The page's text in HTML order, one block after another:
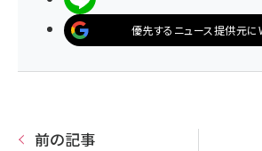
優先するニュース提供元
前の記事